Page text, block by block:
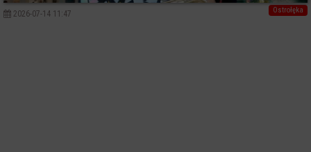
Ostrołęka
2026-07-14 11:47